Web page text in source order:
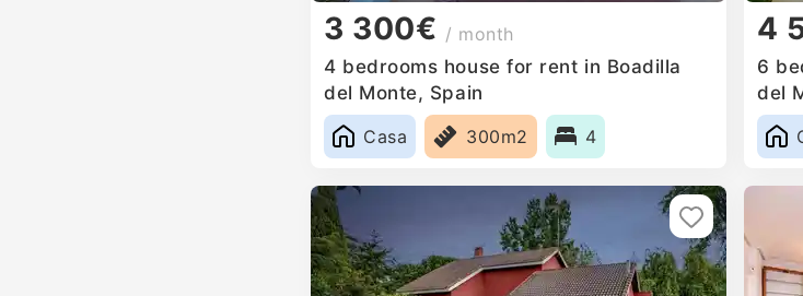
3 300€ / month
4 bedrooms house for rent in Boadilla
del Monte, Spain
Casa
300m2 4
4
6
del